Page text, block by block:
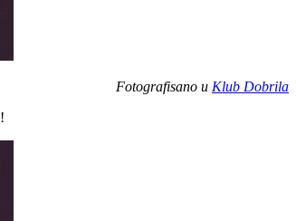
Fotografisano u Klub Dobrila
!